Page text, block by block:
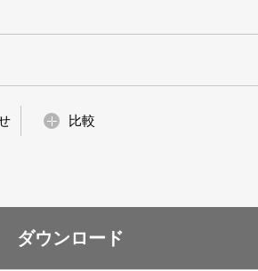
、サイズの小売店のショーウィンドウ、展
ビー、デジタルサイネージなど、美しさと
能統合ソリューションは、顧客の様々なニ
します。
て堅固な名声を築いていますが、当社の提
多岐にわたります。サイズ調整、カスタム
比較
ダウンロード